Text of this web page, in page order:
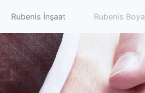
Rubenis İnşaat Rubenis Boya